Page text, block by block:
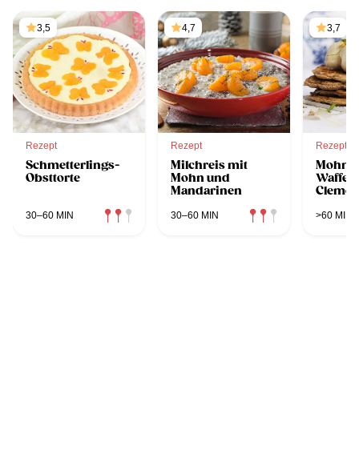
3,5
Rezept
Schmetterlings-
Obsttorte
30–60 MIN
4,7
Rezept
Milchreis mit
Mohn und
Mandarinen
30–60 MIN
3,7
Rezept
>60 MIN